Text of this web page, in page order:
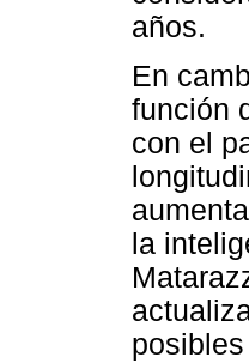
años.
En
función
con el
la